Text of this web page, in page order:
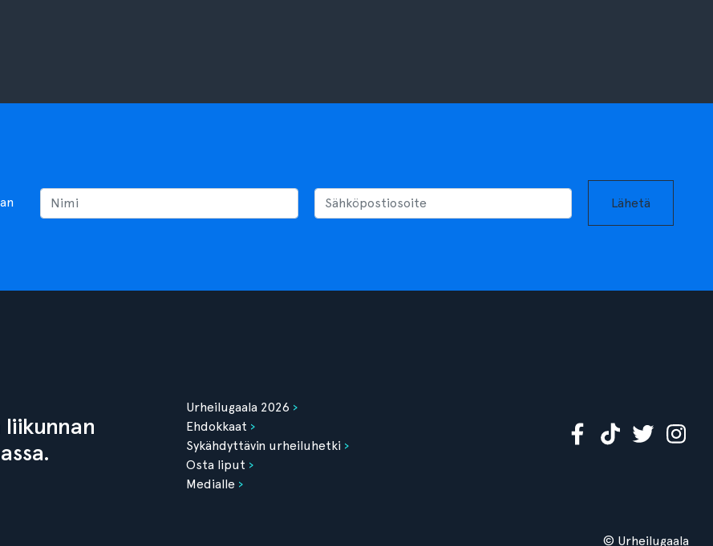
Lähetä
liikunnan
Urheilugaala 2026
Ehdokkaat
Sykähdyttävin urheiluhetki
Osta liput
Medialle
© Urheilugaala